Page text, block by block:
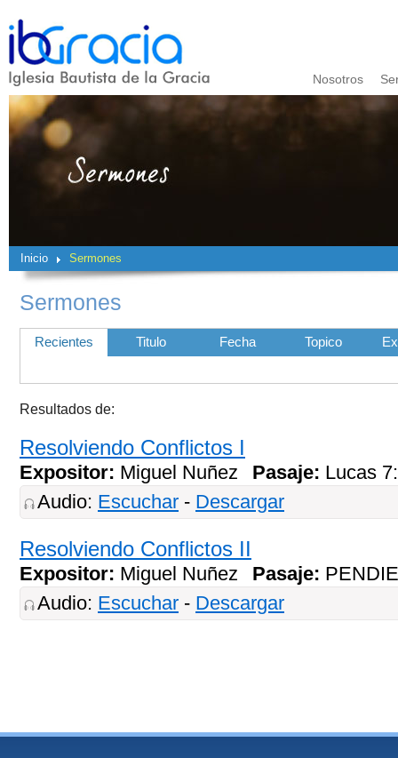
Nosotros
Inicio Sermones
Sermones
Recientes Titulo Fecha Topico
Resultados de:
Resolviendo Conflictos I
Expositor: Miguel Nuñez Pasaje: Lucas
Audio: Escuchar - Descargar
Resolviendo Conflictos II
Expositor: Miguel Nuñez Pasaje:
Audio: Escuchar - Descargar